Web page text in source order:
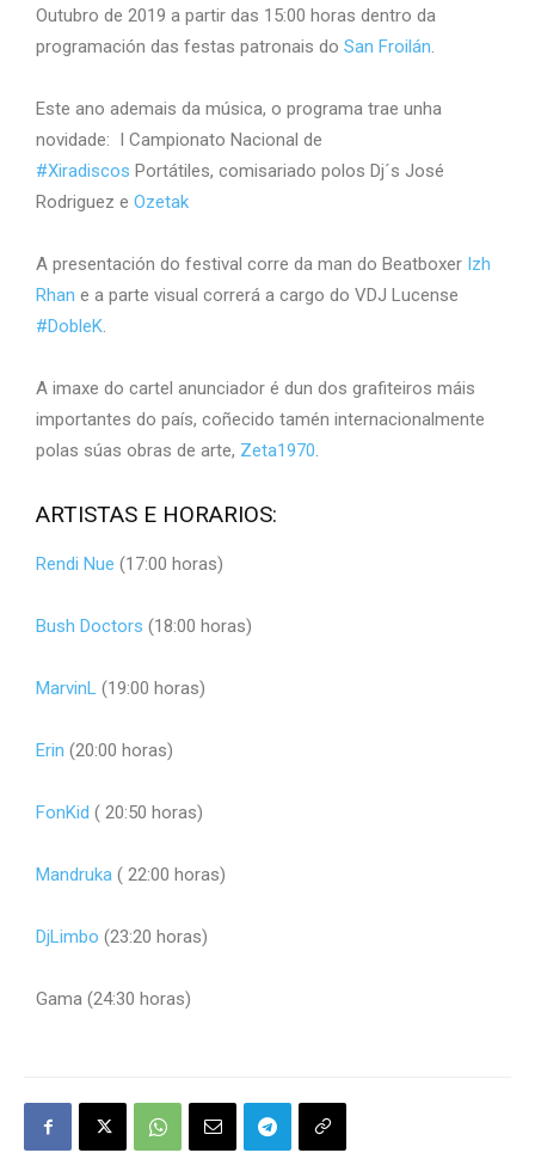
Outubro de 2019 a partir das 15:00 horas dentro da
programación das festas patronais do San Froilán.
Este ano ademais da música, o programa trae unha
novidade: I Campionato Nacional de
#Xiradiscos Portátiles, comisariado polos Dj´s José
Rodriguez e Ozetak
A presentación do festival corre da man do Beatboxer Izh
Rhan e a parte visual correrá a cargo do VDJ Lucense
#DobleK.
A imaxe do cartel anunciador é dun dos grafiteiros máis
importantes do país, coñecido tamén internacionalmente
polas súas obras de arte, Zeta1970.
ARTISTAS E HORARIOS:
Rendi Nue (17:00 horas)
Bush Doctors (18:00 horas)
MarvinL (19:00 horas)
Erin (20:00 horas)
FonKid ( 20:50 horas)
Mandruka ( 22:00 horas)
DjLimbo (23:20 horas)
Gama (24:30 horas)